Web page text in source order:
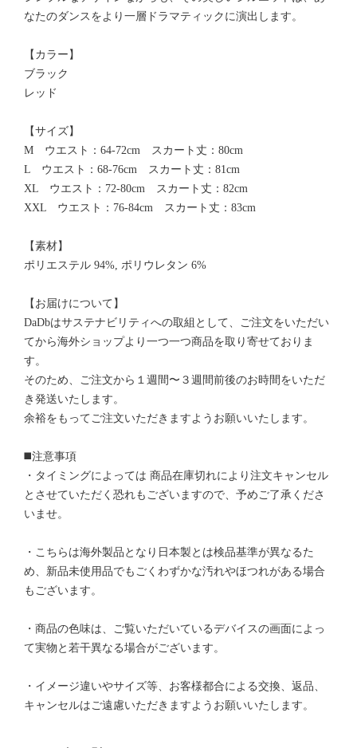
なたのダンスをより一層ドラマティックに演出します。
【カラー】
ブラック
レッド
【サイズ】
M ウエスト：64-72cm スカート丈：80cm
L ウエスト：68-76cm スカート丈：81cm
XL ウエスト：72-80cm スカート丈：82cm
XXL ウエスト：76-84cm スカート丈：83cm
【素材】
ポリエステル 94%, ポリウレタン 6%
【お届けについて】
DaDbはサステナビリティへの取組として、ご注文をいただい
てから海外ショップより一つ一つ商品を取り寄せておりま
す。
そのため、ご注文から１週間〜３週間前後のお時間をいただ
き発送いたします。
余裕をもってご注文いただきますようお願いいたします。
◼️注意事項
・タイミングによっては 商品在庫切れにより注文キャンセル
とさせていただく恐れもございますので、予めご了承くださ
いませ。
・こちらは海外製品となり日本製とは検品基準が異なるた
め、新品未使用品でもごくわずかな汚れやほつれがある場合
もございます。
・商品の色味は、ご覧いただいているデバイスの画面によっ
て実物と若干異なる場合がございます。
・イメージ違いやサイズ等、お客様都合による交換、返品、
キャンセルはご遠慮いただきますようお願いいたします。